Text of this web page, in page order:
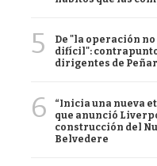
5
De "la operación
difícil":
dirigentes de
6
“Inicia una nueva
que anunció
construcción del
Belvedere